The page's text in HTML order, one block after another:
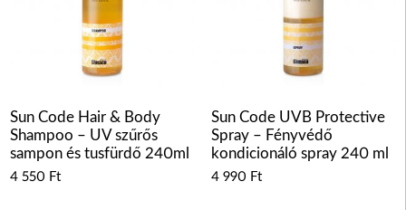
Sun Code Hair & Body
Shampoo – UV szűrős
sampon és tusfürdő 240ml
4 550 Ft
Sun Code UVB Protective
Spray – Fényvédő
kondicionáló spray 240 ml
4 990 Ft